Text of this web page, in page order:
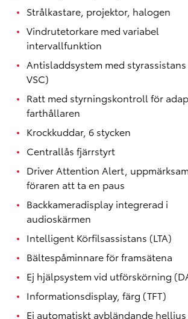
Strålkastare, projektor, halogen
Vindrutetorkare med variabel
intervallfunktion
Antisladdsystem med
VSC)
Ratt med styrningskontroll för
farthållaren
Krockkuddar, 6 stycken
Centrallås fjärrstyrt
Driver Attention Alert,
föraren att ta en paus
Backkameradisplay integrerad i
audioskärmen
Intelligent Körfilsassistans (LTA)
Bältespåminnare för framsätena
Ej hjälpsystem vid utförskörning
Informationsdisplay, färg (TFT)
Ej automatiskt avbländande helljus